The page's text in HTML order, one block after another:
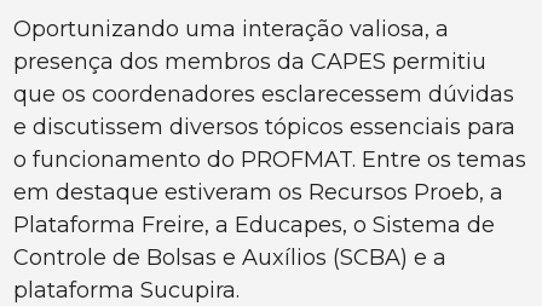
Oportunizando uma interação valiosa, a
presença dos membros da CAPES permitiu
que os coordenadores esclarecessem dúvidas
e discutissem diversos tópicos essenciais para
o funcionamento do PROFMAT. Entre os temas
em destaque estiveram os Recursos Proeb, a
Plataforma Freire, a Educapes, o Sistema de
Controle de Bolsas e Auxílios (SCBA) e a
plataforma Sucupira.